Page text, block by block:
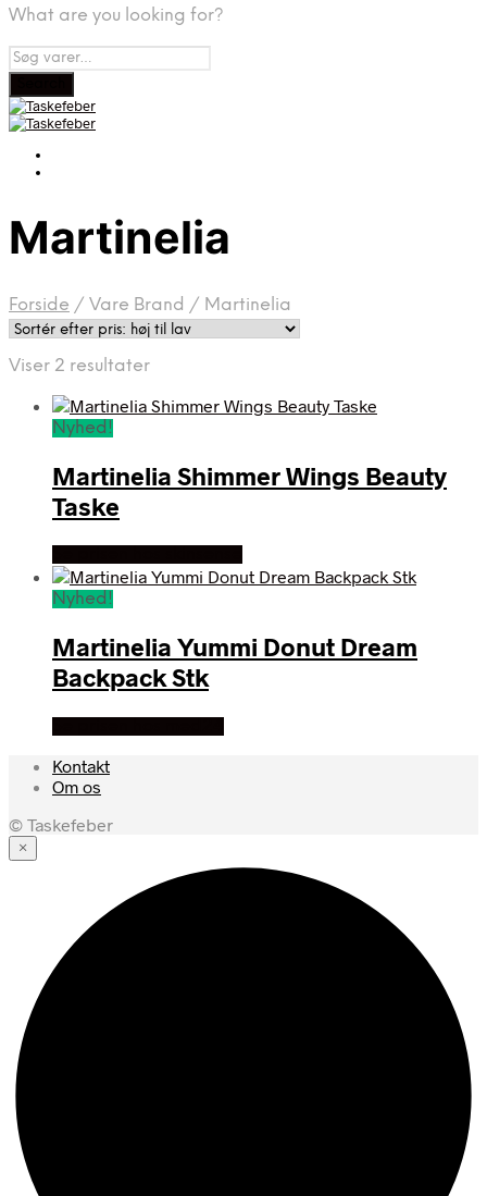
What are you looking for?
Martinelia
Forside / Vare Brand / Martinelia
Viser 2 resultaterSorteret
pris:
lav
Nyhed!
Martinelia Shimmer Wings Beauty
Taske
Nyhed!
Martinelia Yummi Donut Dream
Backpack Stk
Kontakt
Om os
© Taskefeber
×